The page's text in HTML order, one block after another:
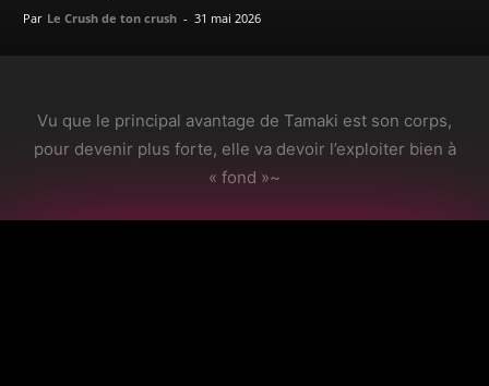
Par Le Crush de ton crush - 31 mai 2026
Vu que le principal avantage de Tamaki est son corps,
pour devenir plus forte, elle va devoir l’exploiter bien à
« fond »~